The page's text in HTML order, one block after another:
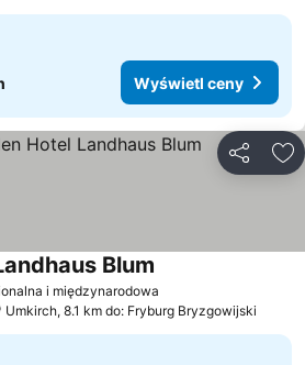
Wyświetl ceny
i międzynarodowa
Blum
Umkirch, 8.1 km do: Fryburg Bryzgowijski